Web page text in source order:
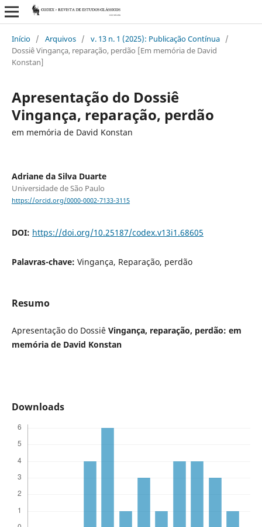
Início / Arquivos / v. 13 n. 1 (2025): Publicação Contínua /
Dossiê Vingança, reparação, perdão [Em memória de David
Konstan]
Apresentação do Dossiê
Vingança, reparação, perdão
em memória de David Konstan
Adriane da Silva Duarte
Universidade de São Paulo
https://orcid.org/0000-0002-7133-3115
DOI: https://doi.org/10.25187/codex.v13i1.68605
Palavras-chave: Vingança, Reparação, perdão
Resumo
Apresentação do Dossiê Vingança, reparação, perdão: em
memória de David Konstan
Downloads